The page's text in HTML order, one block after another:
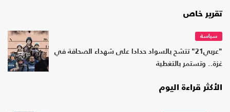
تقرير خاص
سياسة
"عربي21" تتشح بالسواد حدادا على شهداء الصحافة في
غزة.. وتستمر بالتغطية
الأكثر قراءة اليوم